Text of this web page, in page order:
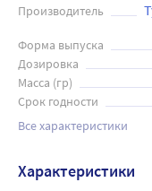
Производитель
Форма выпуска
Дозировка
Масса (гр)
Срок годности
Все характеристики
Характеристики